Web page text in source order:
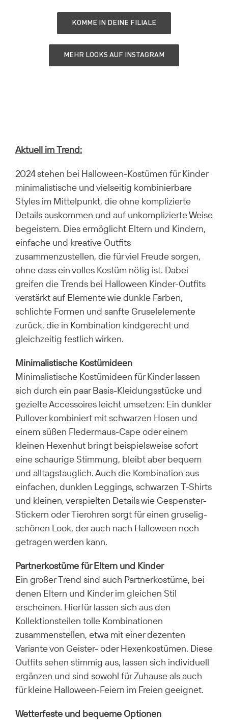
KOMME IN DEINE FILIALE
MEHR LOOKS AUF INSTAGRAM
Aktuell im Trend:
2024 stehen bei Halloween-Kostümen für Kinder
minimalistische und vielseitig kombinierbare
Styles im Mittelpunkt, die ohne komplizierte
Details auskommen und auf unkomplizierte Weise
begeistern. Dies ermöglicht Eltern und Kindern,
einfache und kreative Outfits
zusammenzustellen, die für viel Freude sorgen,
ohne dass ein volles Kostüm nötig ist. Dabei
greifen die Trends bei Halloween Kinder-Outfits
verstärkt auf Elemente wie dunkle Farben,
schlichte Formen und sanfte Gruselelemente
zurück, die in Kombination kindgerecht und
gleichzeitig festlich wirken.
Minimalistische Kostümideen
Minimalistische Kostümideen für Kinder lassen
sich durch ein paar Basis-Kleidungsstücke und
gezielte Accessoires leicht umsetzen: Ein dunkler
Pullover kombiniert mit schwarzen Hosen und
einem süßen Fledermaus-Cape oder einem
kleinen Hexenhut bringt beispielsweise sofort
eine schaurige Stimmung, bleibt aber bequem
und alltagstauglich. Auch die Kombination aus
einfachen, dunklen Leggings, schwarzen T-Shirts
und kleinen, verspielten Details wie Gespenster-
Stickern oder Tierohren sorgt für einen gruselig-
schönen Look, der auch nach Halloween noch
getragen werden kann.
Partnerkostüme für Eltern und Kinder
Ein großer Trend sind auch Partnerkostüme, bei
denen Eltern und Kinder im gleichen Stil
erscheinen. Hierfür lassen sich aus den
Kollektionsteilen tolle Kombinationen
zusammenstellen, etwa mit einer dezenten
Variante von Geister- oder Hexenkostümen. Diese
Outfits sehen stimmig aus, lassen sich individuell
ergänzen und sind sowohl für Zuhause als auch
für kleine Halloween-Feiern im Freien geeignet.
Wetterfeste und bequeme Optionen